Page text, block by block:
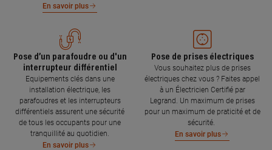
En savoir plus
Pose d’un parafoudre ou d'un
interrupteur différentiel
Equipements clés dans une
installation électrique, les
parafoudres et les interrupteurs
différentiels assurent une sécurité
de tous les occupants pour une
tranquillité au quotidien.
En savoir plus
Pose de prises électriques
Vous souhaitez plus de prises
électriques chez vous ? Faites appel
à un Électricien Certifié par
Legrand. Un maximum de prises
pour un maximum de praticité et de
sécurité.
En savoir plus